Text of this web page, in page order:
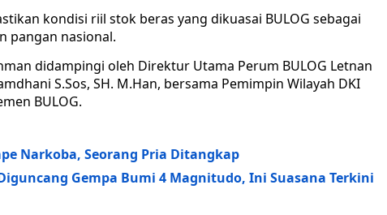
kondisi riil stok beras yang dikuasai BULOG sebagai
pangan nasional.
didampingi oleh Direktur Utama Perum BULOG Letnan
S.Sos, SH. M.Han, bersama Pemimpin Wilayah DKI
BULOG.
Narkoba, Seorang Pria Ditangkap
Gempa Bumi 4 Magnitudo, Ini Suasana Terkini